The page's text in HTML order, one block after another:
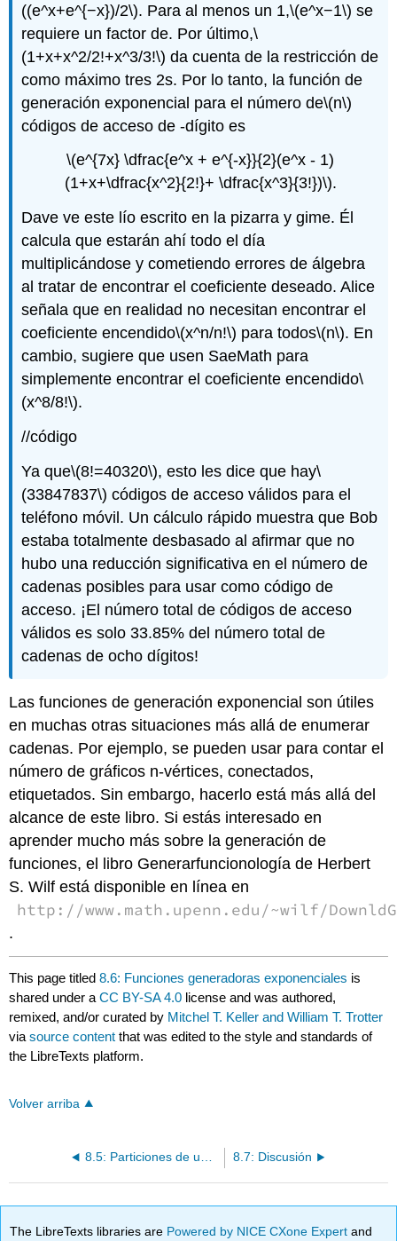
((e^x+e^{−x})/2\). Para al menos un 1,\(e^x−1\) se
requiere un factor de. Por último,\
(1+x+x^2/2!+x^3/3!\) da cuenta de la restricción de
como máximo tres 2s. Por lo tanto, la función de
generación exponencial para el número de\(n\)
códigos de acceso de -dígito es
\(e^{7x} \dfrac{e^x + e^{-x}}{2}(e^x - 1)
(1+x+\dfrac{x^2}{2!}+ \dfrac{x^3}{3!})\).
Dave ve este lío escrito en la pizarra y gime. Él
calcula que estarán ahí todo el día
multiplicándose y cometiendo errores de álgebra
al tratar de encontrar el coeficiente deseado. Alice
señala que en realidad no necesitan encontrar el
coeficiente encendido\(x^n/n!\) para todos\(n\). En
cambio, sugiere que usen SaeMath para
simplemente encontrar el coeficiente encendido\
(x^8/8!\).
//código
Ya que\(8!=40320\), esto les dice que hay\
(33847837\) códigos de acceso válidos para el
teléfono móvil. Un cálculo rápido muestra que Bob
estaba totalmente desbasado al afirmar que no
hubo una reducción significativa en el número de
cadenas posibles para usar como código de
acceso. ¡El número total de códigos de acceso
válidos es solo 33.85% del número total de
cadenas de ocho dígitos!
Las funciones de generación exponencial son útiles
en muchas otras situaciones más allá de enumerar
cadenas. Por ejemplo, se pueden usar para contar el
número de gráficos n-vértices, conectados,
etiquetados. Sin embargo, hacerlo está más allá del
alcance de este libro. Si estás interesado en
aprender mucho más sobre la generación de
funciones, el libro Generarfuncionología de Herbert
S. Wilf está disponible en línea en
http://www.math.upenn.edu/~wilf/
.
This page titled8.6: Funciones generadoras exponenciales is
shared under aCC BY-SA 4.0 license and was authored,
remixed, and/or curated by Mitchel T. Keller and William T. Trotter
viasource content that was edited to the style and standards of
the LibreTexts platform.
Volver arriba
8.5: Particiones de un Entero 8.7: Discusión
The LibreTexts libraries are Powered by NICE CXone Expertand